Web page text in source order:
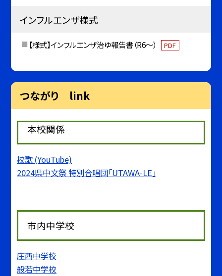
インフルエンザ様式
【様式】インフルエンザ治ゆ報告書（R6～） PDF
つながり link
本校関係
校歌 (YouTube)
2024県中文祭 特別合唱団「UTAWA-LE」
市内中学校
庄西中学校
般若中学校